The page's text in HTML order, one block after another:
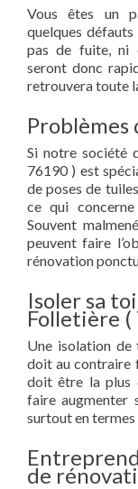
Vous êtes un
quelques défauts
pas de fuite, ni
seront donc
retrouvera toute
Si notre société
76190 ) est
de poses de
ce qui
Souvent
peuvent faire
rénovation
Isoler sa
Folletière (
Une isolation de
doit au contraire
doit être la plus
faire augmenter
surtout en
de